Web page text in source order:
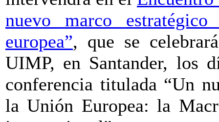
nuevo marco
europea”, que se
UIMP, en Santander, los
conferencia titulada “Un
la Unión Europea: la